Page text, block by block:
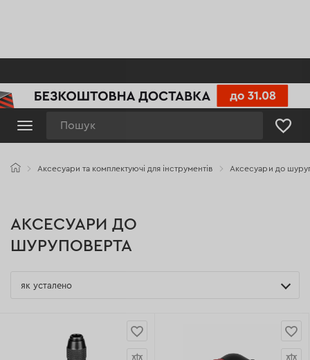
Аксесуари та комплектуючі для інструментів Аксесуари до
АКСЕСУАРИ ДО
ШУРУПОВЕРТА
як усталено